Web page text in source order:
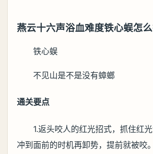
燕云十六声浴血难度铁心蜈怎
铁心蜈
不见山是不是没有蟑螂
通关要点
1.返头咬人的红光招式，抓住红
冲到面前的时机再卸势，提前就被咬。